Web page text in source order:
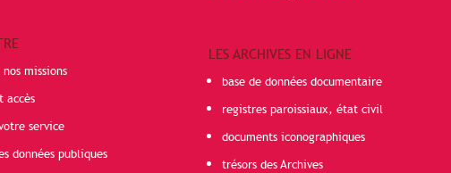
missions
accès
service
données publiques
LES ARCHIVES EN LIGNE
base de données documentaire
registres paroissiaux, état civil
documents iconographiques
trésors des Archives